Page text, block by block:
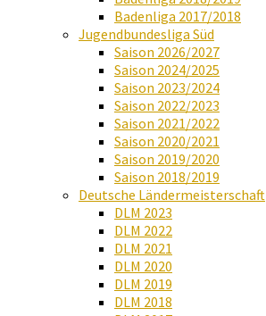
Badenliga 2017/2018
Jugendbundesliga Süd
Saison 2026/2027
Saison 2024/2025
Saison 2023/2024
Saison 2022/2023
Saison 2021/2022
Saison 2020/2021
Saison 2019/2020
Saison 2018/2019
Deutsche Ländermeisterschaft
DLM 2023
DLM 2022
DLM 2021
DLM 2020
DLM 2019
DLM 2018